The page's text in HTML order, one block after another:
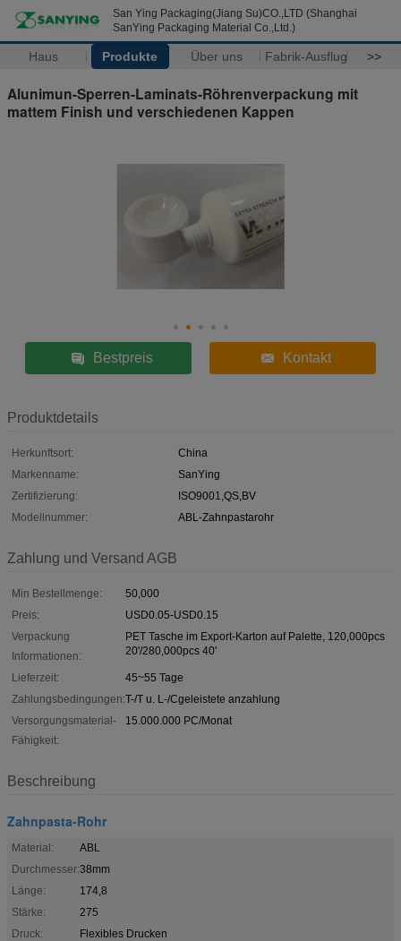
San Ying Packaging(Jiang Su)CO.,LTD (Shanghai
SanYing Packaging Material Co.,Ltd.)
Haus Produkte Über uns Fabrik-Ausflug >>
Alunimun-Sperren-Laminats-Röhrenverpackung mit
mattem Finish und verschiedenen Kappen
Bestpreis Kontakt
Produktdetails
Herkunftsort:
China
Markenname:
SanYing
Zertifizierung:
ISO9001,QS,BV
Modellnummer:
ABL-Zahnpastarohr
Zahlung und Versand AGB
Min Bestellmenge:
50,000
Preis:
USD0.05-USD0.15
Verpackung
Informationen:
PET Tasche im Export-Karton auf Palette, 120,000pcs
20'/280,000pcs 40'
Lieferzeit:
45~55 Tage
Zahlungsbedingungen:T-/T u. L-/Cgeleistete anzahlung
Versorgungsmaterial-
Fähigkeit:
15.000.000 PC/Monat
Beschreibung
Zahnpasta-Rohr
Material:
ABL
Durchmesser:38mm
Länge:
174,8
Stärke:
275
Druck:
Flexibles Drucken